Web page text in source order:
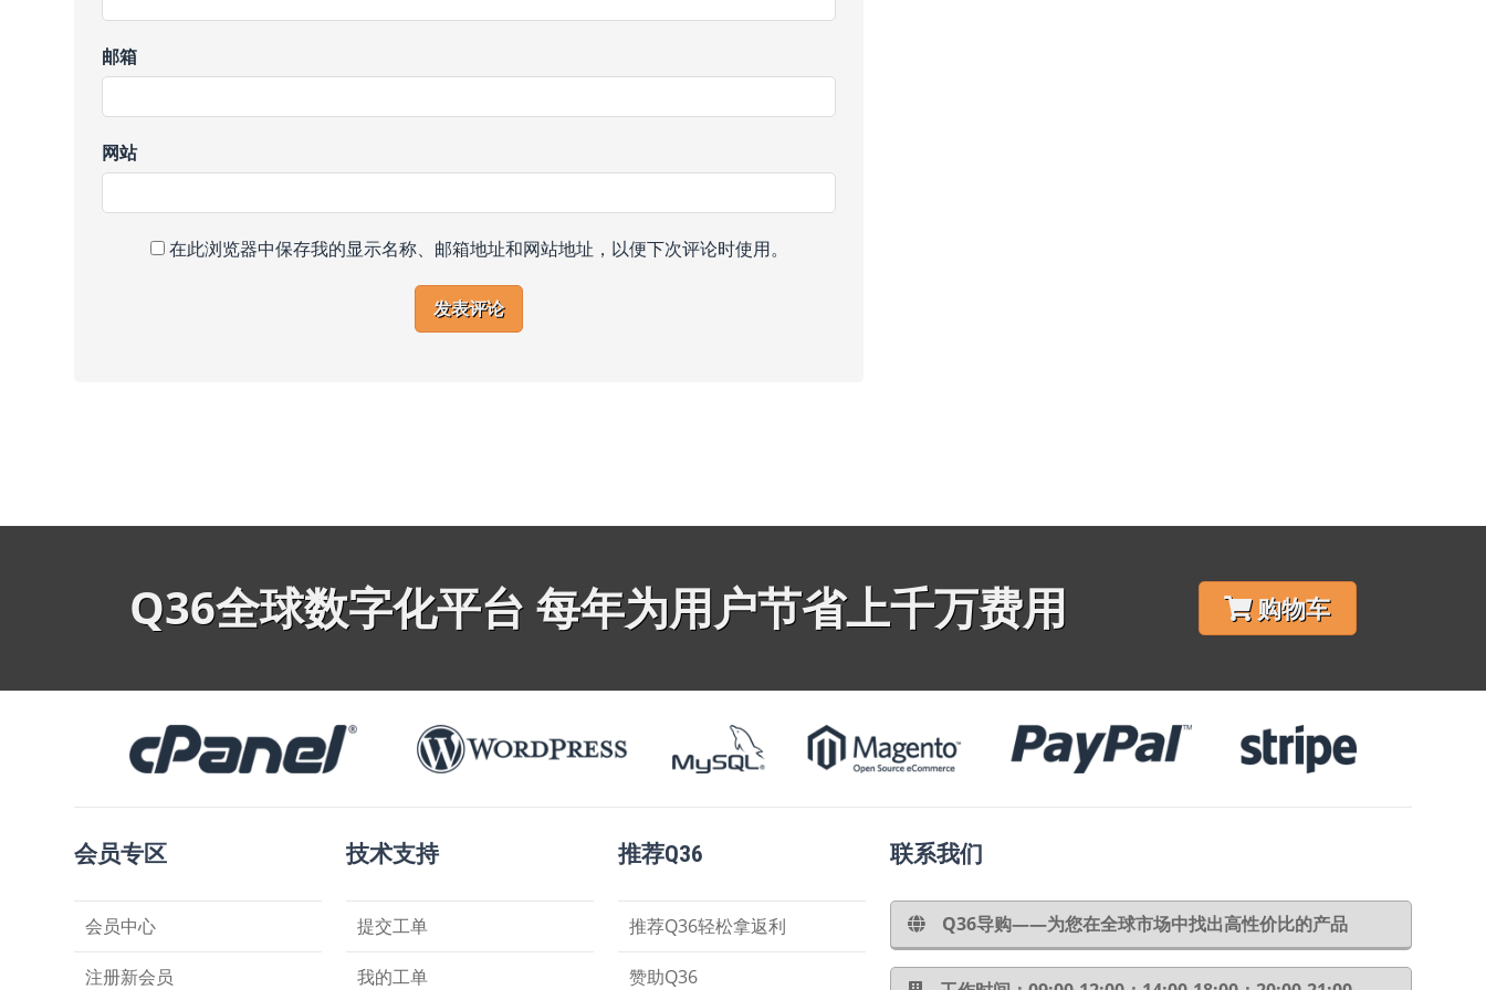
邮箱
网站
在此浏览器中保存我的显示名称、邮箱地址和网站地址，以便下次评论时使用。
Q36全球数字化平台 每年为用户节省上千万费用 购物车
会员专区
会员中心
注册新会员
技术支持
提交工单
我的工单
推荐Q36
推荐Q36轻松拿返利
赞助Q36
联系我们
Q36导购——为您在全球市场中找出高性价比的产品